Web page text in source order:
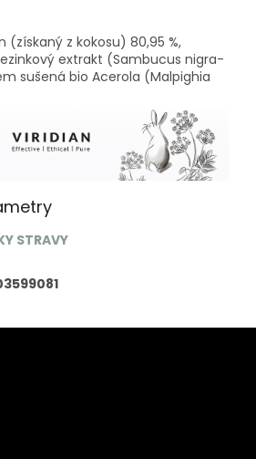
(získaný z kokosu) 80,95 %,
extrakt (Sambucus nigra-
sušená bio Acerola (Malpighia
STRAVY